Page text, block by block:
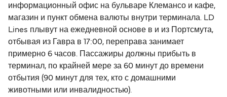
информационный офис на бульваре Клемансо и кафе,
магазин и пункт обмена валюты внутри терминала. LD
Lines плывут на ежедневной основе в и из Портсмута,
отбывая из Гавра в 17:00, переправа занимает
примерно 6 часов. Пассажиры должны прибыть в
терминал, по крайней мере за 60 минут до времени
отбытия (90 минут для тех, кто с домашними
животными или инвалидностью).